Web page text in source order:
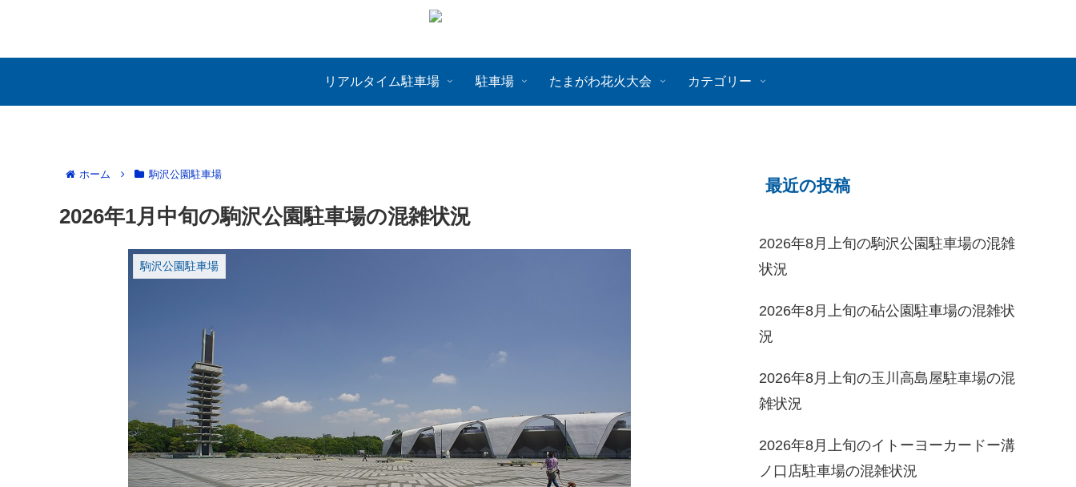
リアルタイム駐車場 駐車場 たまがわ花火大会 カテゴリー
ホーム 駒沢公園駐車場
2026年1月中旬の駒沢公園駐車場の混雑状況
駒沢公園駐車場
最近の投稿
2026年8月上旬の駒沢公園駐車場の混雑
状況
2026年8月上旬の砧公園駐車場の混雑状
況
2026年8月上旬の玉川高島屋駐車場の混
雑状況
2026年8月上旬のイトーヨーカードー溝
ノ口店駐車場の混雑状況